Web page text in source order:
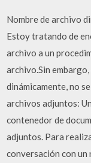
Nombre de archivo
Estoy tratando de
archivo a un
archivo.Sin
dinámicamente, no
archivos adjuntos:
contenedor de
adjuntos. Para
conversación con un